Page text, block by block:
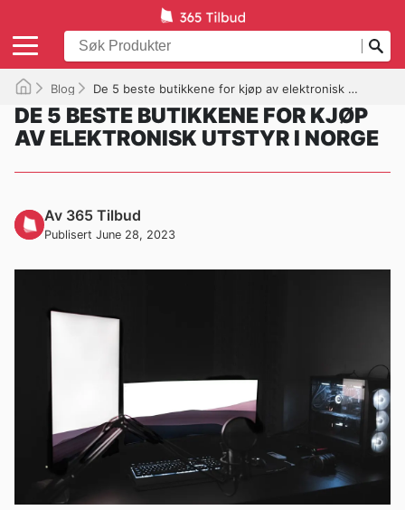
Blog De 5 beste butikkene for kjøp av elektronisk utstyr i Norge
DE 5 BESTE BUTIKKENE FOR KJØP
AV ELEKTRONISK UTSTYR I NORGE
Av 365 Tilbud
Publisert June 28, 2023